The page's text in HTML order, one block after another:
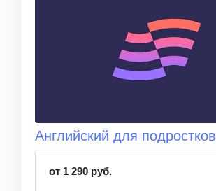
Английский для подростков
от 1 290 руб.